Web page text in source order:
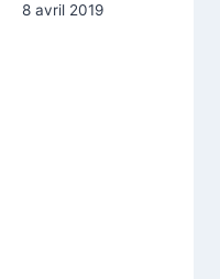
8 avril 2019